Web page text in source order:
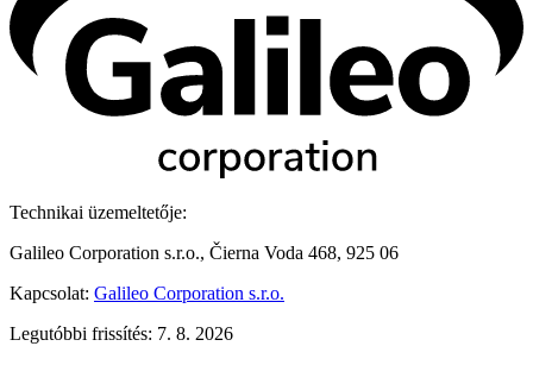
Technikai üzemeltetője:
Galileo Corporation s.r.o., Čierna Voda 468, 925 06
Kapcsolat: Galileo Corporation s.r.o.
Legutóbbi frissítés: 7. 8. 2026